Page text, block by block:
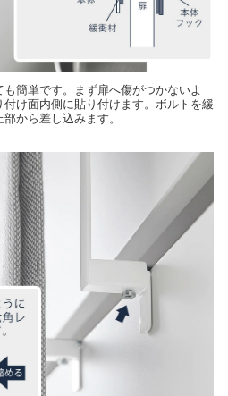
簡単です。まず扉へ傷がつかないよ
け面内側に貼り付けます。ボルトを緩
から差し込みます。